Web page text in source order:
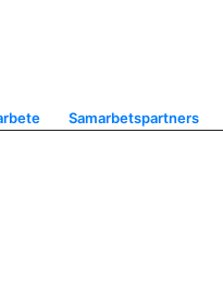
Samarbetspartners